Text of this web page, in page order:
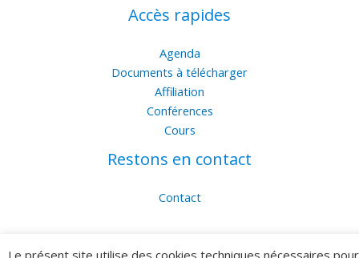
Accès rapides
Agenda
Documents à télécharger
Affiliation
Conférences
Cours
Restons en contact
Contact
Je m'abonne à la newsletter